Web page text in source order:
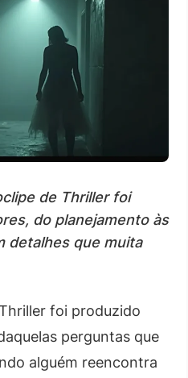
de Thriller foi
do planejamento às
detalhes que muita
foi produzido
perguntas que
alguém reencontra